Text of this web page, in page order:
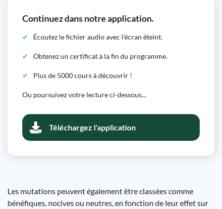
Continuez dans notre application.
Écoutez le fichier audio avec l'écran éteint.
Obtenez un certificat à la fin du programme.
Plus de 5000 cours à découvrir !
Ou poursuivez votre lecture ci-dessous...
Téléchargez l'application
Les mutations peuvent également être classées comme
bénéfiques, nocives ou neutres, en fonction de leur effet sur